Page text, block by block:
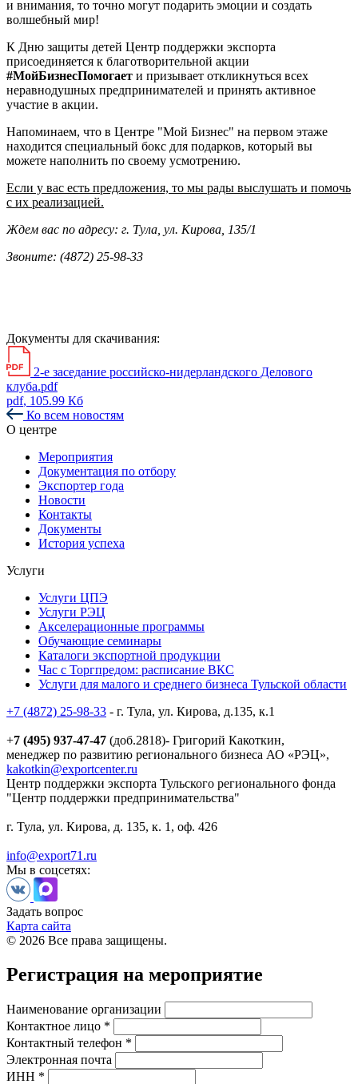
и внимания, то точно могут подарить эмоции и создать
волшебный мир!
К Дню защиты детей Центр поддержки экспорта
присоединяется к благотворительной акции
#МойБизнесПомогает и призывает откликнуться всех
неравнодушных предпринимателей и принять активное
участие в акции.
Напоминаем, что в Центре "Мой Бизнес" на первом этаже
находится специальный бокс для подарков, который вы
можете наполнить по своему усмотрению.
Если у вас есть предложения, то мы рады выслушать и помочь
с их реализацией.
Ждем вас по адресу: г. Тула, ул. Кирова, 135/1
Звоните: (4872) 25-98-33
Документы для скачивания:
2-е заседание российско-нидерландского Делового
клуба.pdf
pdf, 105.99 Кб
Ко всем новостям
О центре
Мероприятия
Документация по отбору
Экспортер года
Новости
Контакты
Документы
История успеха
Услуги
Услуги ЦПЭ
Услуги РЭЦ
Акселерационные программы
Обучающие семинары
Каталоги экспортной продукции
Час с Торгпредом: расписание ВКС
Услуги для малого и среднего бизнеса Тульской области
+7 (4872) 25-98-33 - г. Тула, ул. Кирова, д.135, к.1
+7 (495) 937-47-47 (доб.2818)- Григорий Какоткин,
менеджер по развитию регионального бизнеса АО «РЭЦ»,
kakotkin@exportcenter.ru
Центр поддержки экспорта Тульского регионального фонда
"Центр поддержки предпринимательства"
г. Тула, ул. Кирова, д. 135, к. 1, оф. 426
info@export71.ru
Мы в соцсетях:
Задать вопрос
Карта сайта
© 2026 Все права защищены.
Регистрация на мероприятие
Наименование организации
Контактное лицо *
Контактный телефон *
Электронная почта
ИНН *